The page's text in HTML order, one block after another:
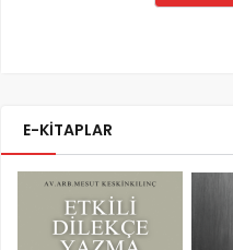
E-KİTAPLAR